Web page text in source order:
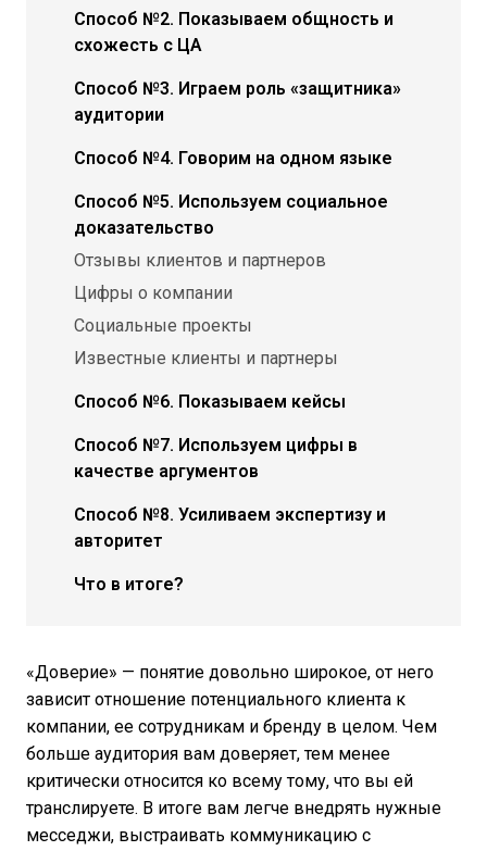
Способ №2. Показываем общность и
схожесть с ЦА
Способ №3. Играем роль «защитника»
аудитории
Способ №4. Говорим на одном языке
Способ №5. Используем социальное
доказательство
Отзывы клиентов и партнеров
Цифры о компании
Социальные проекты
Известные клиенты и партнеры
Способ №6. Показываем кейсы
Способ №7. Используем цифры в
качестве аргументов
Способ №8. Усиливаем экспертизу и
авторитет
Что в итоге?
«Доверие» — понятие довольно широкое, от него
зависит отношение потенциального клиента к
компании, ее сотрудникам и бренду в целом. Чем
больше аудитория вам доверяет, тем менее
критически относится ко всему тому, что вы ей
транслируете. В итоге вам легче внедрять нужные
месседжи, выстраивать коммуникацию с